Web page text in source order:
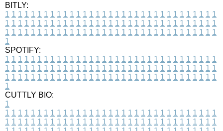
BITLY:
1 1 1 1 1 1 1 1 1 1 1 1 1 1 1 1 1 1 1 1 1 1 1 1 1 1 1 1 1 1 1 1 1
1 1 1 1 1 1 1 1 1 1 1 1 1 1 1 1 1 1 1 1 1 1 1 1 1 1 1 1 1 1 1 1 1
1 1 1 1 1 1 1 1 1 1 1 1 1 1 1 1 1 1 1 1 1 1 1 1 1 1 1 1 1 1 1 1 1
1
SPOTIFY:
1 1 1 1 1 1 1 1 1 1 1 1 1 1 1 1 1 1 1 1 1 1 1 1 1 1 1 1 1 1 1 1 1
1 1 1 1 1 1 1 1 1 1 1 1 1 1 1 1 1 1 1 1 1 1 1 1 1 1 1 1 1 1 1 1 1
1 1 1 1 1 1 1 1 1 1 1 1 1 1 1 1 1 1 1 1 1 1 1 1 1 1 1 1 1 1 1 1 1
1
CUTTLY BIO:
1
1 1 1 1 1 1 1 1 1 1 1 1 1 1 1 1 1 1 1 1 1 1 1 1 1 1 1 1 1 1 1 1 1
1 1 1 1 1 1 1 1 1 1 1 1 1 1 1 1 1 1 1 1 1 1 1 1 1 1 1 1 1 1 1 1 1